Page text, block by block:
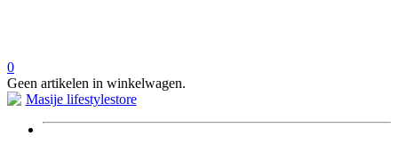
0
Geen artikelen in winkelwagen.